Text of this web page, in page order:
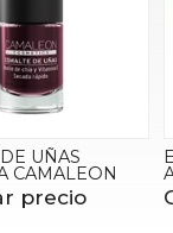
UÑAS
CAMALEON
precio